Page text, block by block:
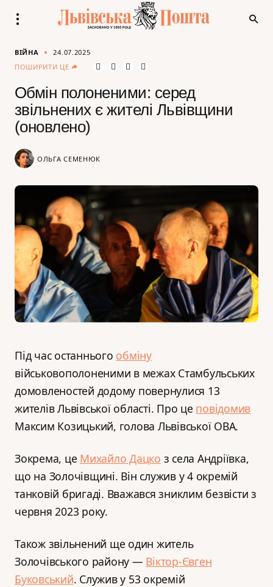
ВІЙНА
24.07.2025
ПОШИРИТИ ЦЕ
Обмін полоненими: серед
звільнених є жителі Львівщини
(оновлено)
ОЛЬГА СЕМЕНЮК
Під час останнього обміну
військовополоненими в межах Стамбульських
домовленостей додому повернулися 13
жителів Львівської області. Про це повідомив
Максим Козицький, голова Львівської ОВА.
Зокрема, це Михайло Дацко з села Андріївка,
що на Золочівщині. Він служив у 4 окремій
танковій бригаді. Вважався зниклим безвісти з
червня 2023 року.
Також звільнений ще один житель
Золочівського району — Віктор-Євген
Буковський. Служив у 53 окремій